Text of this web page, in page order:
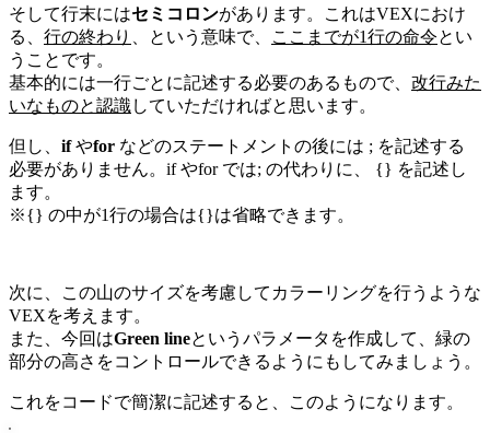
そして行末にはセミコロンがあります。これはVEXにおけ
る、 行の終わり 、という意味で、 ここまでが1行の命令とい
うことです。
基本的には一行ごとに記述する必要のあるもので、 改行みた
いなものと認識していただければと思います。
但し、 ifやfor などのステートメントの後には ; を記述する
必要がありません。if やfor では; の代わりに、 {} を記述し
ます。
※{} の中が1行の場合は{}は省略できます。
次に、この山のサイズを考慮してカラーリングを行うような
VEXを考えます。
また、今回はGreen lineというパラメータを作成して、緑の
部分の高さをコントロールできるようにもしてみましょう。
これをコードで簡潔に記述すると、このようになります。